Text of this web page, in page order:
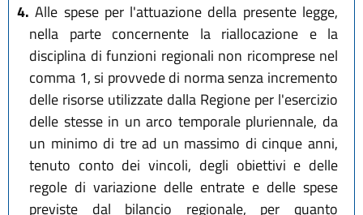
4. Alle spese per l'attuazione della presente legge,
nella parte concernente la riallocazione e la
disciplina di funzioni regionali non ricomprese nel
comma 1, si provvede di norma senza incremento
delle risorse utilizzate dalla Regione per l'esercizio
delle stesse in un arco temporale pluriennale, da
un minimo di tre ad un massimo di cinque anni,
tenuto conto dei vincoli, degli obiettivi e delle
regole di variazione delle entrate e delle spese
previste dal bilancio regionale, per quanto